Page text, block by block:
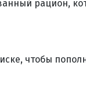
рацион,
чтобы